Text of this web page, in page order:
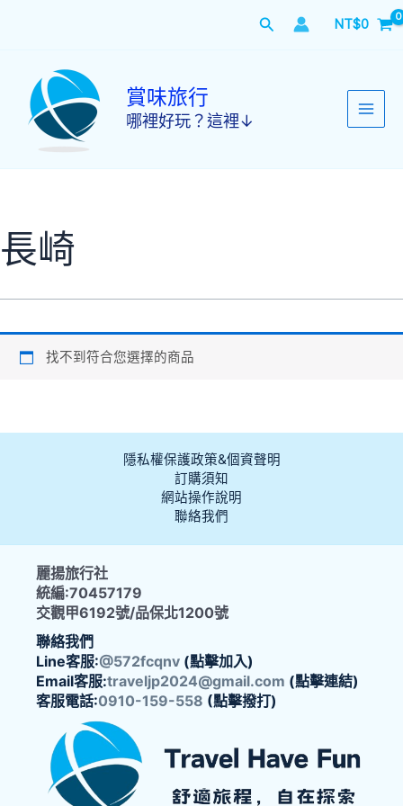
搜
NT$0
賞味旅行
哪裡好玩？這裡↓
長崎
找不到符合您選擇的商品
隱私權保護政策&個資聲明
訂購須知
網站操作說明
聯絡我們
麗揚旅行社
統編:70457179
交觀甲6192號/品保北1200號
聯絡我們
Line客服:@572fcqnv (點擊加入)
Email客服:traveljp2024@gmail.com (點擊連結)
客服電話:0910-159-558 (點擊撥打)